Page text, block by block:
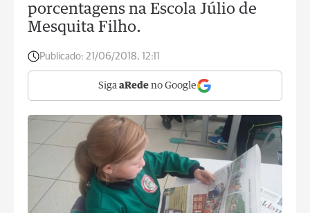
porcentagens na Escola Júlio de
Mesquita Filho.
Publicado: 21/06/2018, 12:11
Siga aRede no Google